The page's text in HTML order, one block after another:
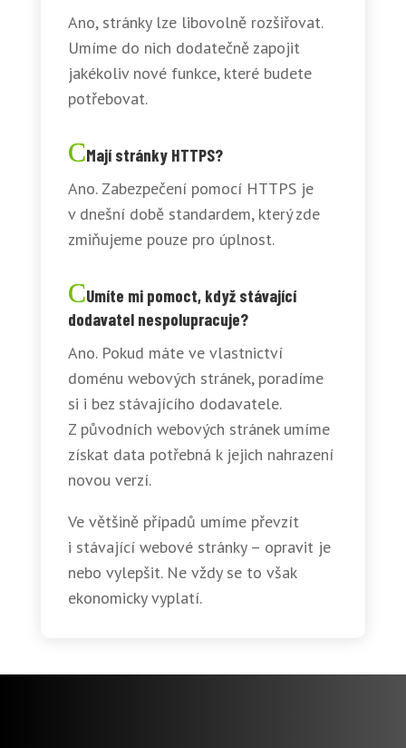
Ano, stránky lze libovolně rozšiřovat.
Umíme do nich dodatečně zapojit
jakékoliv nové funkce, které budete
potřebovat.
Mají stránky HTTPS?
Ano. Zabezpečení pomocí HTTPS je
v dnešní době standardem, který zde
zmiňujeme pouze pro úplnost.
Umíte mi pomoct, když stávající
dodavatel nespolupracuje?
Ano. Pokud máte ve vlastnictví
doménu webových stránek, poradíme
si i bez stávajícího dodavatele.
Z původních webových stránek umíme
získat data potřebná k jejich nahrazení
novou verzí.
Ve většině případů umíme převzít
i stávající webové stránky – opravit je
nebo vylepšit. Ne vždy se to však
ekonomicky vyplatí.